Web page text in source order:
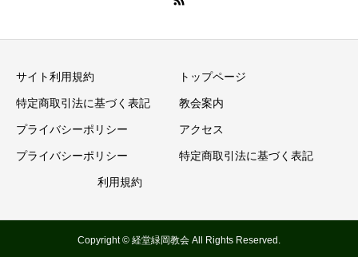
サイト利用規約 トップページ
特定商取引法に基づく表記 教会案内
プライバシーポリシー アクセス
プライバシーポリシー 特定商取引法に基づく表記
利用規約
Copyright © 経堂緑岡教会 All Rights Reserved.